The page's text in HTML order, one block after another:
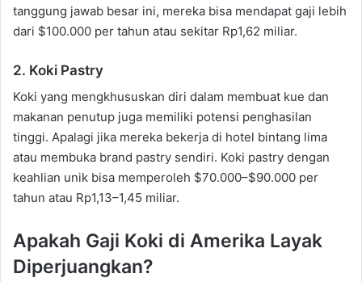
tanggung jawab besar ini, mereka bisa mendapat gaji lebih
dari $100.000 per tahun atau sekitar Rp1,62 miliar.
2. Koki Pastry
Koki yang mengkhususkan diri dalam membuat kue dan
makanan penutup juga memiliki potensi penghasilan
tinggi. Apalagi jika mereka bekerja di hotel bintang lima
atau membuka brand pastry sendiri. Koki pastry dengan
keahlian unik bisa memperoleh $70.000–$90.000 per
tahun atau Rp1,13–1,45 miliar.
Apakah Gaji Koki di Amerika Layak
Diperjuangkan?